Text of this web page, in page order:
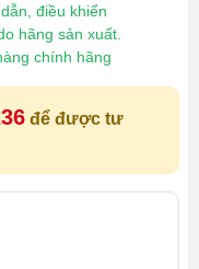
điều khiển
hãng sản xuất.
chính hãng
để được tư